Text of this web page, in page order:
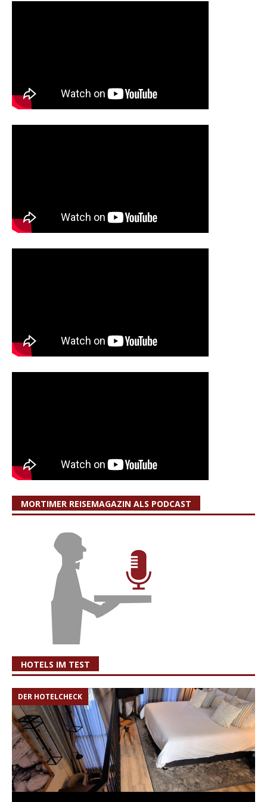
MORTIMER REISEMAGAZIN ALS PODCAST
HOTELS IM TEST
DER HOTELCHECK